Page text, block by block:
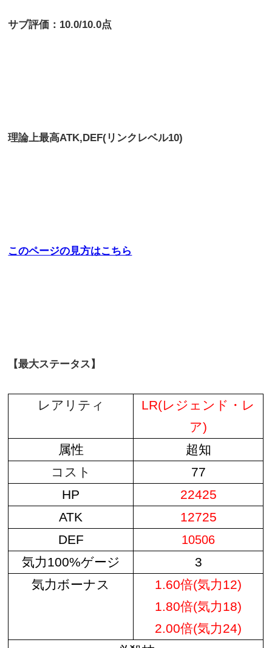
サブ評価：10.0/10.0点
理論上最高ATK,DEF(リンクレベル10)
このページの見方はこちら
【最大ステータス】
レアリティ
LR(レジェンド・レ
ア)
属性
超知
コスト
77
HP
22425
ATK
12725
DEF
10506
気力100%ゲージ
3
気力ボーナス
1.60倍(気力12)
1.80倍(気力18)
2.00倍(気力24)